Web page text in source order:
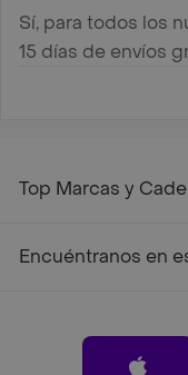
Sí, para todos los
15 días de envíos
Top Marcas y
Encuéntranos en